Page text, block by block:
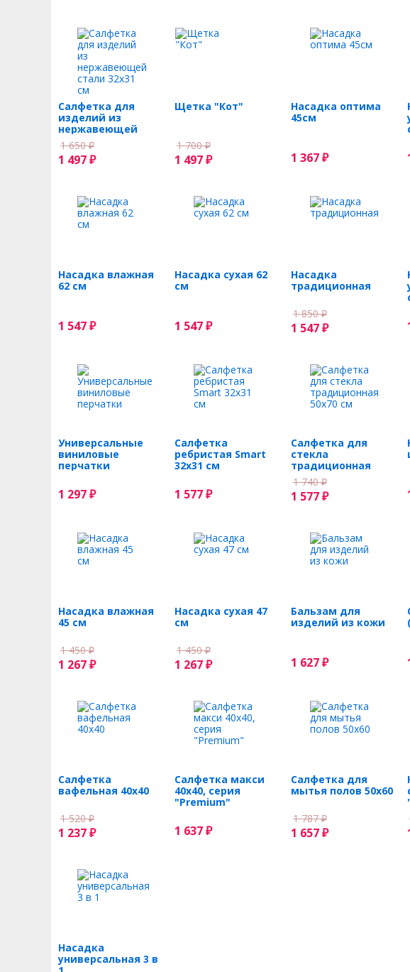
Салфетка для
изделий из
нержавеющей
стали 32х31 см
1 650₽
1 497 ₽
Щетка "Кот"
1 700₽
1 497 ₽
Насадка оптима
45см
1 367 ₽
Насадка влажная
62 см
1 547 ₽
Насадка сухая 62
см
1 547 ₽
Насадка
традиционная
1 850₽
1 547 ₽
Универсальные
виниловые
перчатки
1 297 ₽
Салфетка
ребристая Smart
32х31 см
1 577 ₽
Салфетка для
стекла
традиционная
50х70 см
1 740₽
1 577 ₽
Насадка влажная
45 см
1 450₽
1 267 ₽
Насадка сухая 47
см
1 450₽
1 267 ₽
Бальзам для
изделий из кожи
1 627 ₽
Салфетка
вафельная 40х40
1 520₽
1 237 ₽
Салфетка макси
40х40, серия
"Premium"
1 637 ₽
Салфетка для
мытья полов 50х60
1 787₽
1 657 ₽
Насадка
универсальная 3 в